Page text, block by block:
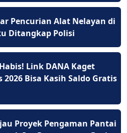
Pencurian Alat Nelayan di
Ditangkap Polisi
Link DANA Kaget
2026 Bisa Kasih Saldo Gratis
Proyek Pengaman Pantai